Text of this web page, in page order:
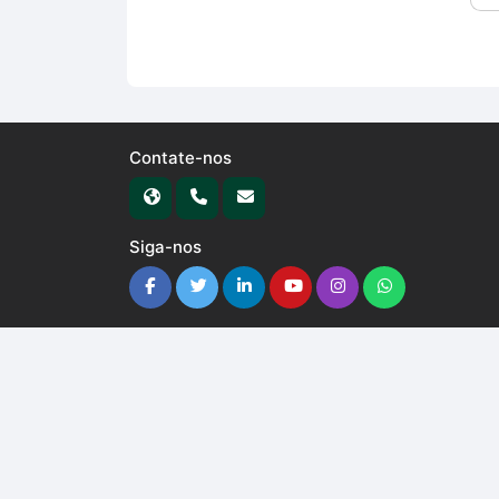
Contate-nos
Siga-nos